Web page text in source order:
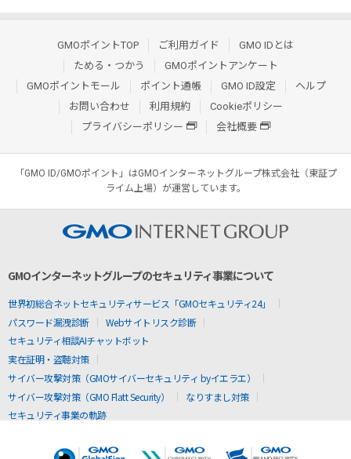
GMOポイントTOP ご利用ガイド
GMO IDとは
ためる・つかう
GMOポイントアンケート
GMOポイントモール
ポイント通帳 GMO ID設定
ヘルプ
お問い合わせ
利用規約
Cookieポリシー
プライバシーポリシー
会社概要
「GMO ID/GMOポイント」はGMOインターネットグループ株式会社（東証プ
ライム上場）が運営しています。
GMOインターネットグループのセキュリティ事業について
世界初総合ネットセキュリティサービス「GMOセキュリティ24」
パスワード漏洩診断
Webサイトリスク診断
セキュリティ相談AIチャットボット
実在証明・盗聴対策
サイバー攻撃対策（GMOサイバーセキュリティ byイエラエ）
サイバー攻撃対策（GMO Flatt Security）
なりすまし対策
セキュリティ事業の軌跡